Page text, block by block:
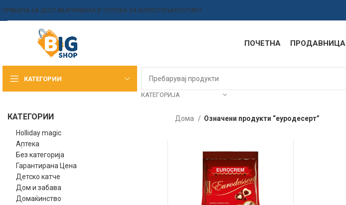
ПРАВИЛА ЗА ДОСТАВАПРАВИЛА И УСЛОВИ ЗА КОРИСТЕЊЕКОНТАКТ
ПОЧЕТНА ПРОДАВНИЦА
КАТЕГОРИИ
КАТЕГОРИЈА
КАТЕГОРИИ
Holliday magic
Аптека
Без категорија
Гарантирана Цена
Детско катче
Дом и забава
Домаќинство
Дома Означени продукти “еуродесерт”